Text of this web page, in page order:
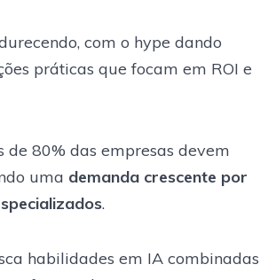
com o hype dando
práticas que focam em ROI e
de 80% das empresas devem
uma demanda crescente por
.
habilidades em IA combinadas